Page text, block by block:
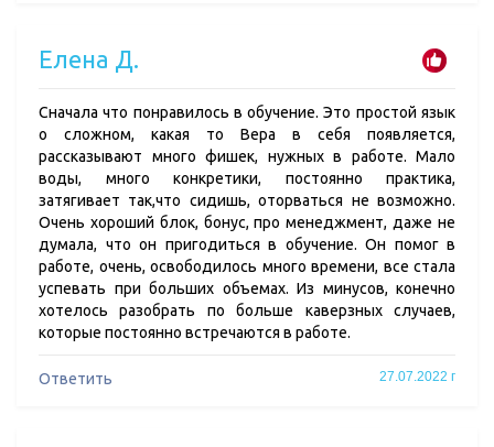
Елена Д.
Сначала что понравилось в обучение. Это простой язык
о сложном, какая то Вера в себя появляется,
рассказывают много фишек, нужных в работе. Мало
воды, много конкретики, постоянно практика,
затягивает так,что сидишь, оторваться не возможно.
Очень хороший блок, бонус, про менеджмент, даже не
думала, что он пригодиться в обучение. Он помог в
работе, очень, освободилось много времени, все стала
успевать при больших объемах. Из минусов, конечно
хотелось разобрать по больше каверзных случаев,
которые постоянно встречаются в работе.
Ответить 27.07.2022 г